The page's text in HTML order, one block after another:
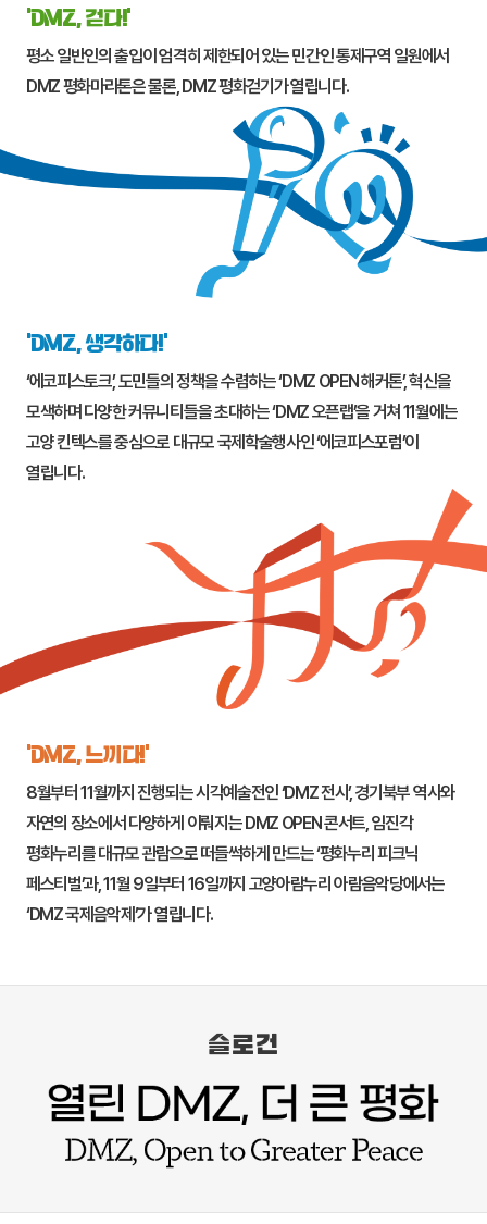
‘DMZ, 걷다!’
평소 일반인의 출입이 엄격히 제한되어 있는 민간인 통제구역 일원에서
DMZ 평화마라톤은 물론, DMZ 평화걷기가 열립니다.
‘DMZ, 생각하다!’
‘에코피스토크’, 도민들의 정책을 수렴하는 ‘DMZ OPEN 해커톤’, 혁신을
모색하며 다양한 커뮤니티들을 초대하는 ‘DMZ 오픈랩’을 거쳐 11월에는
고양킨텍스를 중심으로 대규모 국제학술행사인 ‘에코피스포럼’이
열립니다.
‘DMZ, 느끼다!’
8월부터 11월까지 진행되는 시각예술전인 ‘DMZ 전시’, 경기북부 역사와
자연의 장소에서 다양하게 이뤄지는 DMZ OPEN 콘서트, 임진각
평화누리를 대규모 관람으로 떠들썩하게 만드는 ‘평화누리 피크닉
페스티벌’과, 11월 9일부터 16일까지 고양아람누리 아람음악당에서는
‘DMZ 국제음악제’가 열립니다.
슬로건